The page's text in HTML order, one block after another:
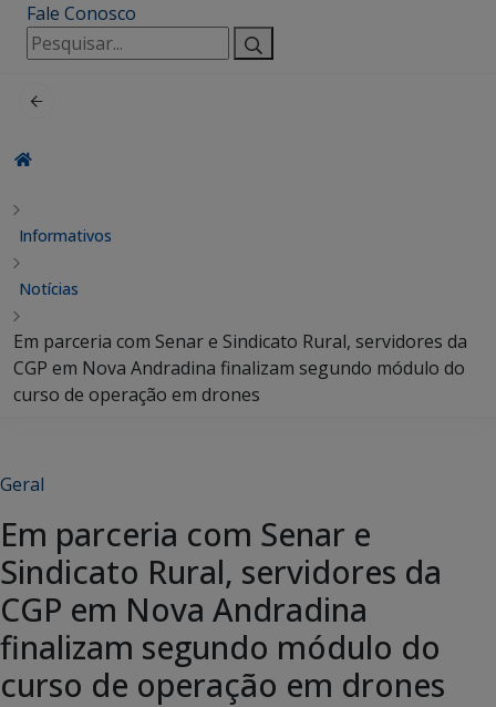
Fale Conosco
Pesquisar
por:
Informativos
Notícias
Em parceria com Senar e Sindicato Rural, servidores da
CGP em Nova Andradina finalizam segundo módulo do
curso de operação em drones
Geral
Em parceria com Senar e
Sindicato Rural, servidores da
CGP em Nova Andradina
finalizam segundo módulo do
curso de operação em drones